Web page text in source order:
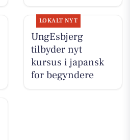
LOKALT NYT
UngEsbjerg
tilbyder nyt
kursus i japansk
for begyndere